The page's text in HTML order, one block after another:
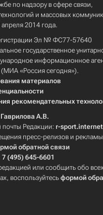
по надзору в сфере связи,
и массовых
2014 года.
Эл № ФС77-57640
государственное
информационное
(МИА «Россия сегодня»).
материалов
рекомендательных
Гаврилова А.В.
почты Редакции: r-
пресс-релизов и рекламы
обратной связи
7 (495) 645-6601
или сообщить обо всех
воспользуйтесьформой